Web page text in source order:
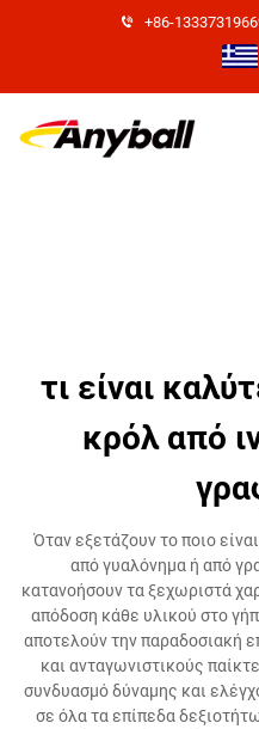
+86-
τι είναι
κρόλ από
Όταν εξετάζουν το ποιο
από γυαλόνημα ή από
κατανοήσουν τα ξεχωριστά
απόδοση κάθε υλικού στο
αποτελούν την παραδοσιακή
και ανταγωνιστικούς
συνδυασμό δύναμης και
σε όλα τα επίπεδα